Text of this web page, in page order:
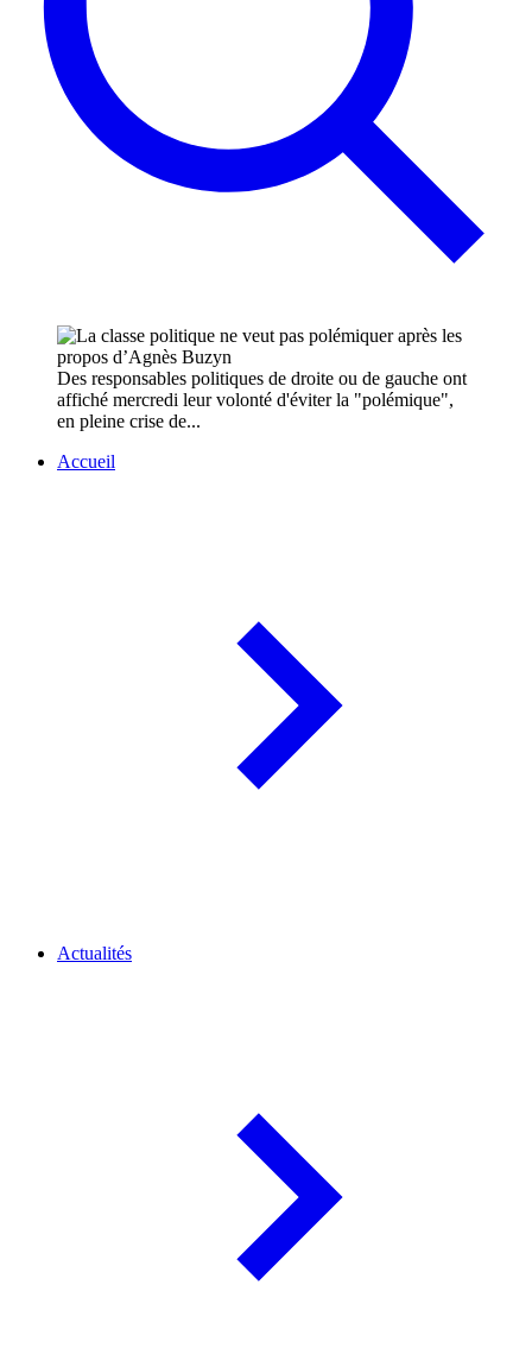
Des responsables politiques de droite ou de gauche ont
affiché mercredi leur volonté d'éviter la "polémique",
en pleine crise de...
Accueil
Actualités